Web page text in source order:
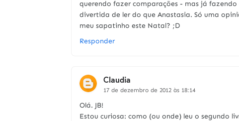
querendo fazer comparações - mas já
divertida de ler do que Anastasia. Só uma
meu sapatinho este Natal? ;D
Responder
Claudia
17 de dezembro de 2012 às 18:14
Olá. JB!
Estou curiosa: como (ou onde) leu o segundo